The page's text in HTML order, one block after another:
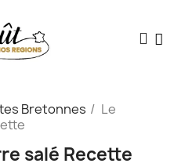
Bretonnes
Le
salé Recette